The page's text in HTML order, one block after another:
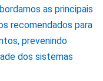
as principais
recomendados para
prevenindo
dos sistemas